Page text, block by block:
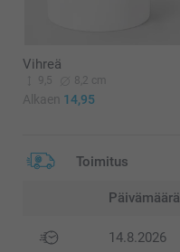
Vihreä
9,5 8,2 cm
Alkaen 14,95
Toimitus
Päivämäärä
14.8.2026